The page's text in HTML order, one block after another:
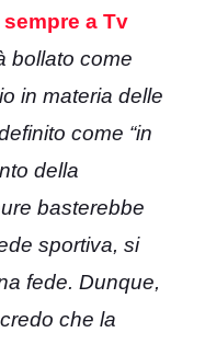
a Tv
bollato come
in materia delle
come “in
della
basterebbe
sportiva, si
fede. Dunque,
che la